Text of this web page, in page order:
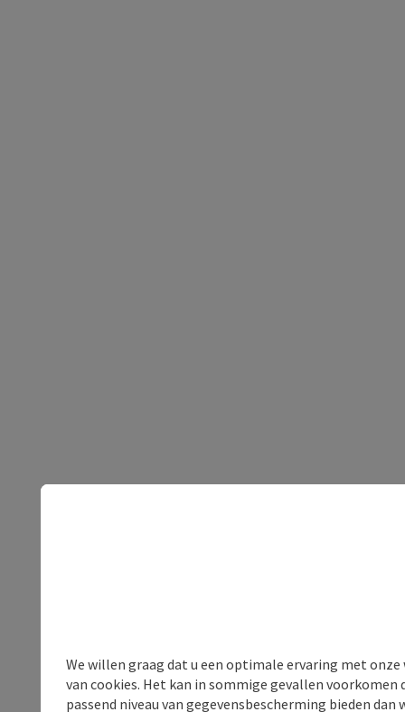
We willen graag dat u een optimale ervaring met
van cookies. Het kan in sommige gevallen voorkomen
passend niveau van gegevensbescherming bieden